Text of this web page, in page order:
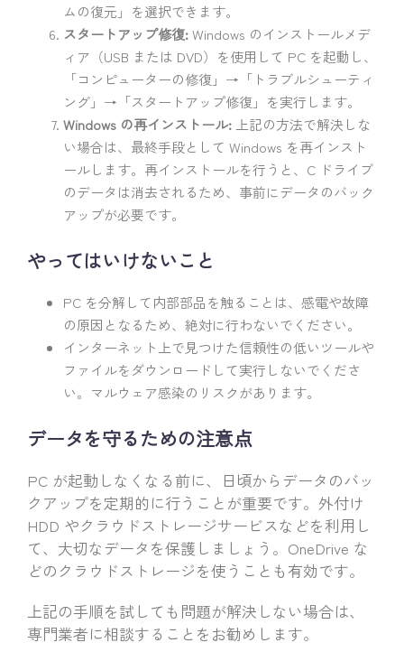
ムの復元」を選択できます。
スタートアップ修復:Windows のインストールメデ
ィア（USB または DVD）を使用して PC を起動し、
「コンピューターの修復」→「トラブルシューティ
ング」→「スタートアップ修復」を実行します。
Windows の再インストール: 上記の方法で解決しな
い場合は、最終手段として Windows を再インスト
ールします。再インストールを行うと、C ドライブ
のデータは消去されるため、事前にデータのバック
アップが必要です。
やってはいけないこと
PC を分解して内部部品を触ることは、感電や故障
の原因となるため、絶対に行わないでください。
インターネット上で見つけた信頼性の低いツールや
ファイルをダウンロードして実行しないでくださ
い。マルウェア感染のリスクがあります。
データを守るための注意点
PC が起動しなくなる前に、日頃からデータのバッ
クアップを定期的に行うことが重要です。外付け
HDD やクラウドストレージサービスなどを利用し
て、大切なデータを保護しましょう。OneDrive な
どのクラウドストレージを使うことも有効です。
上記の手順を試しても問題が解決しない場合は、
専門業者に相談することをお勧めします。